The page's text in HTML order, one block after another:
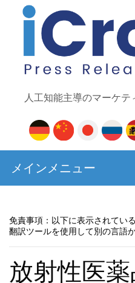
人工知能主導のマーケ
メインメニュー
免責事項：以下に表示されてい
翻訳ツールを使用して別の言語
放射性医薬